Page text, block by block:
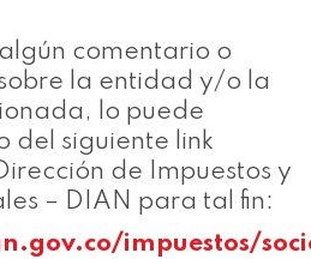
comentario o
la entidad y/o la
lo puede
del siguiente link
de Impuestos y
– DIAN para tal fin:
impuestos/